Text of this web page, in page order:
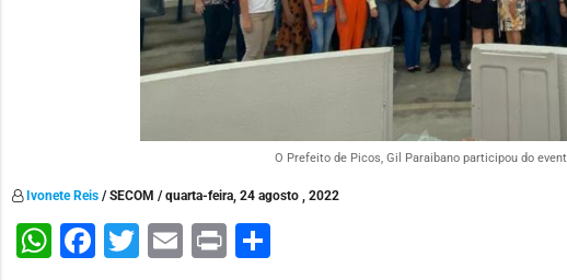
O Prefeito de Picos, Gil Paraibano participou do
Ivonete Reis / SECOM / quarta-feira, 24 agosto , 2022
WhatsApp
Facebook
Twitter
Email
Print